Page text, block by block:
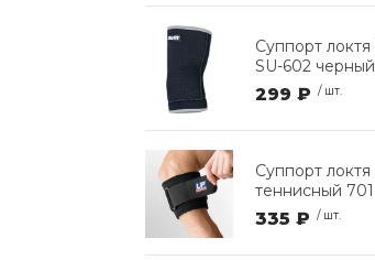
Суппорт
SU-602 черный
299 ₽ / шт.
Суппорт локтя
теннисный 701
335 ₽ / шт.